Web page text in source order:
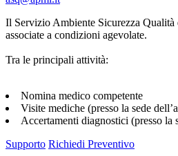
Il Servizio Ambiente Sicurezza Qualità
associate a condizioni agevolate.
Tra le principali attività:
Nomina medico competente
Visite mediche (presso la sede
Accertamenti diagnostici (presso la
Supporto Richiedi Preventivo